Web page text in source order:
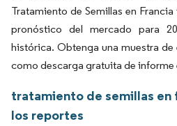
Tratamiento de Semillas en
pronóstico del mercado para
histórica. Obtenga una muestra de
como descarga gratuita de informe
tratamiento de semillas en
los reportes